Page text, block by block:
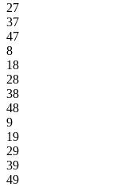
27
37
47
8
18
28
38
48
9
19
29
39
49